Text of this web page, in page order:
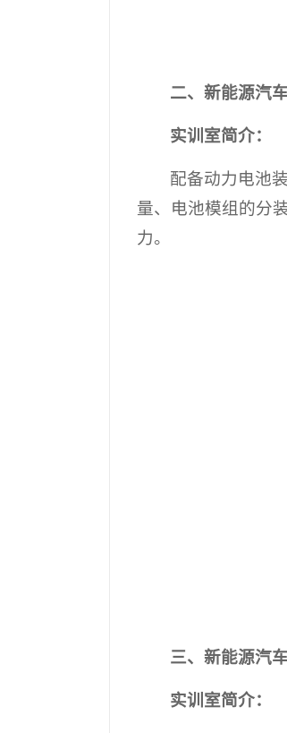
二、新能源汽
实训室简介：
配备动力电池
量、电池模组的分
力。
三、新能源汽
实训室简介：